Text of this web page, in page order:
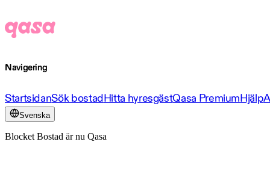
Navigering
StartsidanSök bostadHitta hyresgästQasa PremiumHjälp
Svenska
Blocket Bostad är nu Qasa